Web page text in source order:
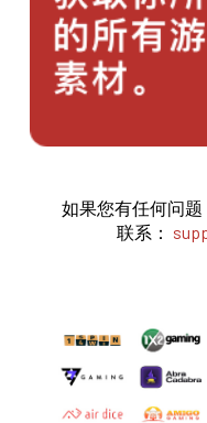
如果您有任何问
联系：